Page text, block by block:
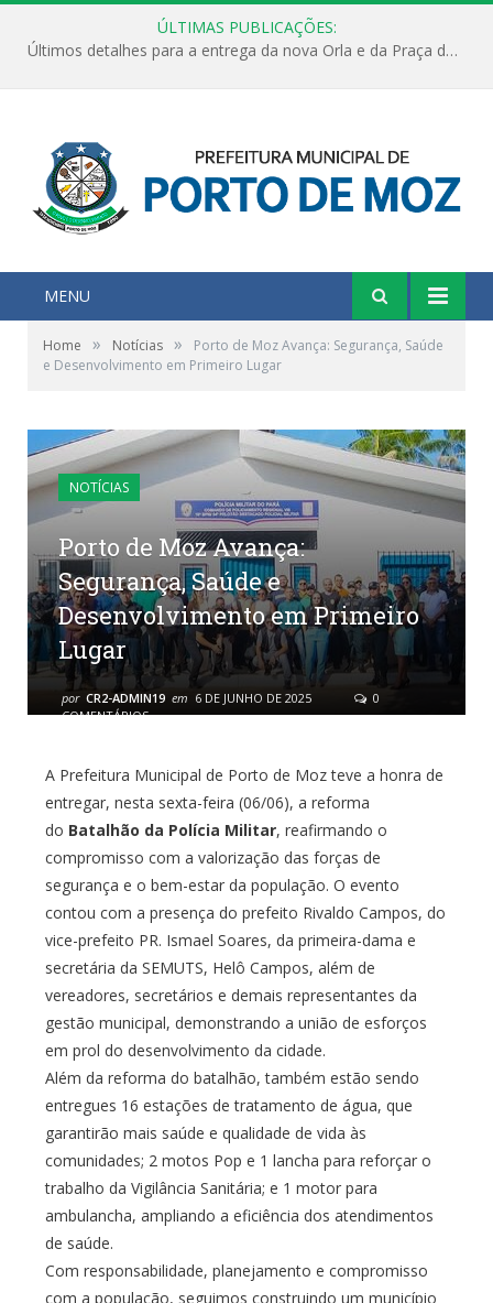
ÚLTIMAS PUBLICAÇÕES:
Últimos detalhes para a entrega da nova Orla e da Praça do Praião
MENU
Home » Notícias »
Porto de Moz Avança: Segurança, Saúde
e Desenvolvimento em Primeiro Lugar
NOTÍCIAS
Porto de Moz Avança:
Segurança, Saúde e
Desenvolvimento em Primeiro
Lugar
por CR2-ADMIN19 em 6 DE JUNHO DE 2025
0
COMENTÁRIOS
A Prefeitura Municipal de Porto de Moz teve a honra de
entregar, nesta sexta-feira (06/06), a reforma
do Batalhão da Polícia Militar, reafirmando o
compromisso com a valorização das forças de
segurança e o bem-estar da população. O evento
contou com a presença do prefeito Rivaldo Campos, do
vice-prefeito PR. Ismael Soares, da primeira-dama e
secretária da SEMUTS, Helô Campos, além de
vereadores, secretários e demais representantes da
gestão municipal, demonstrando a união de esforços
em prol do desenvolvimento da cidade.
Além da reforma do batalhão, também estão sendo
entregues 16 estações de tratamento de água, que
garantirão mais saúde e qualidade de vida às
comunidades; 2 motos Pop e 1 lancha para reforçar o
trabalho da Vigilância Sanitária; e 1 motor para
ambulancha, ampliando a eficiência dos atendimentos
de saúde.
Com responsabilidade, planejamento e compromisso
com a população, seguimos construindo um município